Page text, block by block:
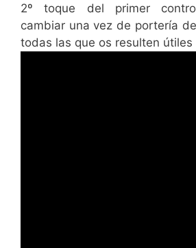
2º toque del primer
cambiar una vez de portería
todas las que os resulten útiles